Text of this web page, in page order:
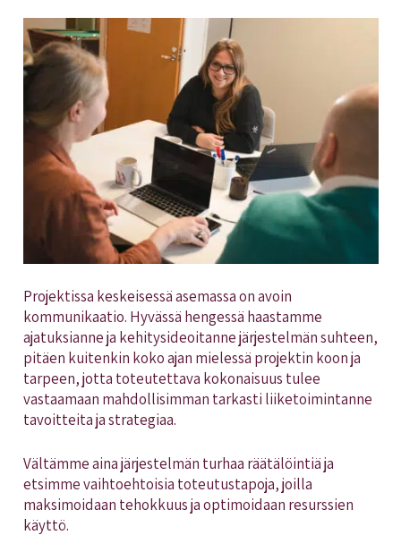
Projektissa keskeisessä asemassa on avoin
kommunikaatio. Hyvässä hengessä haastamme
ajatuksianne ja kehitysideoitanne järjestelmän suhteen,
pitäen kuitenkin koko ajan mielessä projektin koon ja
tarpeen, jotta toteutettava kokonaisuus tulee
vastaamaan mahdollisimman tarkasti liiketoimintanne
tavoitteita ja strategiaa.
Vältämme aina järjestelmän turhaa räätälöintiä ja
etsimme vaihtoehtoisia toteutustapoja, joilla
maksimoidaan tehokkuus ja optimoidaan resurssien
käyttö.